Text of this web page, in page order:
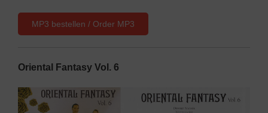
MP3 bestellen / Order MP3
Oriental Fantasy Vol. 6